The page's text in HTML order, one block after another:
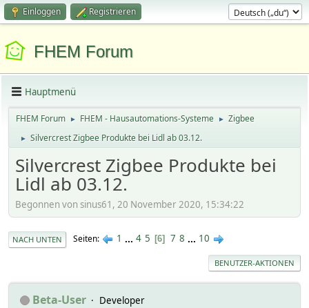
Einloggen Registrieren
FHEM Forum
Hauptmenü
FHEM Forum ► FHEM - Hausautomations-Systeme ► Zigbee
► Silvercrest Zigbee Produkte bei Lidl ab 03.12.
Silvercrest Zigbee Produkte bei
Lidl ab 03.12.
Begonnen von sinus61, 20 November 2020, 15:34:22
NACH UNTEN Seiten 1 ... 4 5 6 7 8 ... 10
BENUTZER-AKTIONEN
Beta-User
Developer